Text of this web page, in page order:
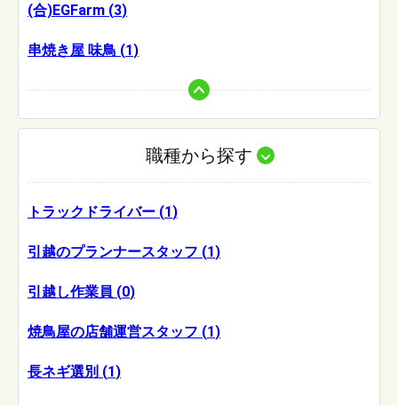
(合)EGFarm (3)
串焼き屋 味鳥 (1)
職種から探す
トラックドライバー (1)
引越のプランナースタッフ (1)
引越し作業員 (0)
焼鳥屋の店舗運営スタッフ (1)
長ネギ選別 (1)